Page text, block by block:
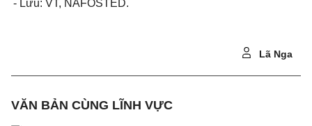
- Lưu: VT, NAFOSTED.
Lã Nga
VĂN BẢN CÙNG LĨNH VỰC